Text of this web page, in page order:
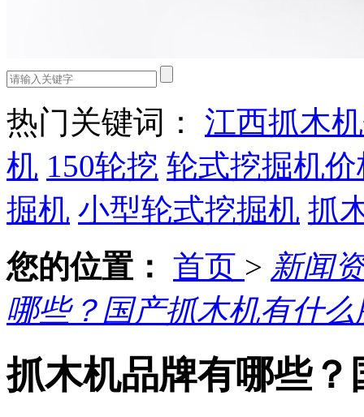
热门关键词： 江西抓木
机 150轮挖 轮式挖掘机
掘机 小型轮式挖掘机 抓
您的位置： 首页 > 新闻
哪些？国产抓木机有什么
抓木机品牌有哪些